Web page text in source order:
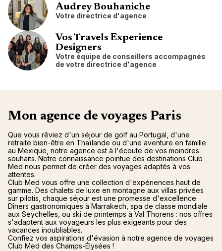
Audrey Bouhaniche
Votre directrice d'agence
Vos Travels Experience
Designers
Votre équipe de conseillers accompagnés
de votre directrice d'agence
Mon agence de voyages Paris
Que vous rêviez d'un séjour de golf au Portugal, d'une
retraite bien-être en Thaïlande ou d'une aventure en famille
au Mexique, notre agence est à l'écoute de vos moindres
souhaits. Notre connaissance pointue des destinations Club
Med nous permet de créer des voyages adaptés à vos
attentes.
Club Med vous offre une collection d'expériences haut de
gamme. Des chalets de luxe en montagne aux villas privées
sur pilotis, chaque séjour est une promesse d'excellence.
Dîners gastronomiques à Marrakech, spa de classe mondiale
aux Seychelles, ou ski de printemps à Val Thorens : nos offres
s'adaptent aux voyageurs les plus exigeants pour des
vacances inoubliables.
Confiez vos aspirations d'évasion à notre agence de voyages
Club Med des Champs-Élysées !